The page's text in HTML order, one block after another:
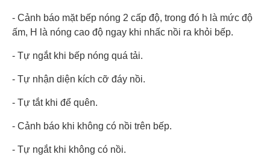
- Cảnh báo mặt bếp nóng 2 cấp độ, trong đó h là mức độ
ấm, H là nóng cao độ ngay khi nhấc nồi ra khỏi bếp.
- Tự ngắt khi bếp nóng quá tải.
- Tự nhận diện kích cỡ đáy nồi.
- Tự tắt khi để quên.
- Cảnh báo khi không có nồi trên bếp.
- Tự ngắt khi không có nồi.